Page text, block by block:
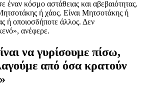
έναν κόσμο αστάθειας και αβεβαιότητας.
ή χάος. Είναι Μητσοτάκης ή
ή οποιοσδήποτε άλλος. Δεν
ανέφερε.
να γυρίσουμε πίσω,
από όσα κρατούν